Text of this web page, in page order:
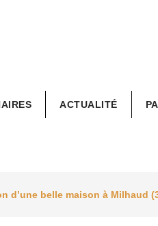
ACTUALITÉ
d’une belle maison à Milhaud